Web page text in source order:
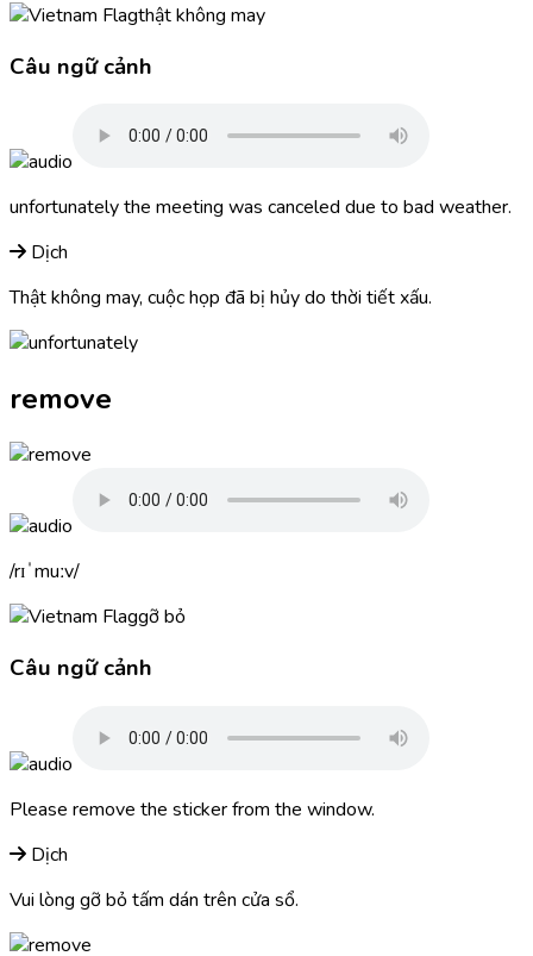
thật không may
Câu ngữ cảnh
unfortunatelythe meeting was canceled due to bad weather.
Dịch
Thật không may, cuộc họp đã bị hủy do thời tiết xấu.
remove
rɪˈmuːv
gỡ bỏ
Câu ngữ cảnh
Please remove the sticker from the window.
Dịch
Vui lòng gỡ bỏ tấm dán trên cửa sổ.